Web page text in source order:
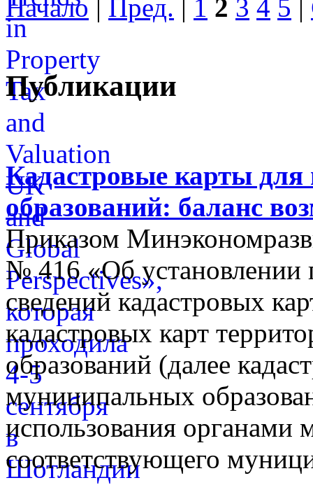
Начало | Пред. | 1 2 3 4 5 |
Публикации
Кадастровые карты
образований: баланс
Приказом
№ 416 «Об установлении
сведений кадастровых
кадастровых карт
образований (далее
муниципальных
использования органами
соответствующего